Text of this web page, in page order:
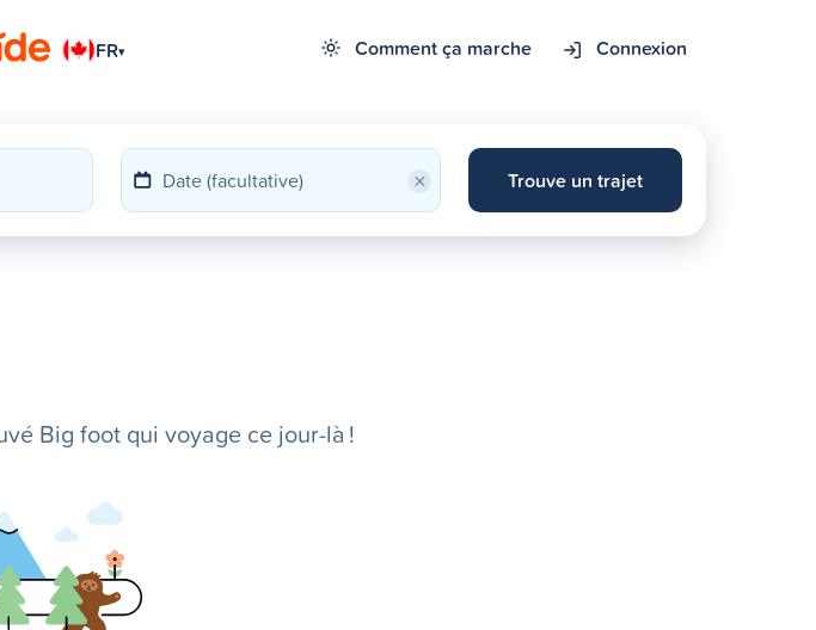
FR▾ Comment ça marche Connexion
× Trouve un trajet
Big foot qui voyage ce jour-là !